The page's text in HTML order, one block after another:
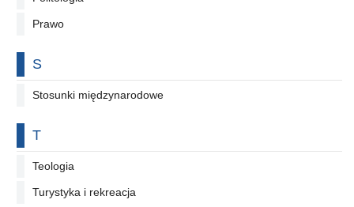
Prawo
Na literę
S
Stosunki międzynarodowe
Na literę
T
Teologia
Turystyka i rekreacja